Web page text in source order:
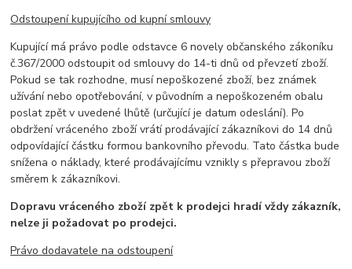
Odstoupení kupujícího od kupní smlouvy
Kupující má právo podle odstavce 6 novely občanského zákoníku
č.367/2000 odstoupit od smlouvy do 14-ti dnů od převzetí zboží.
Pokud se tak rozhodne, musí nepoškozené zboží, bez známek
užívání nebo opotřebování, v původním a nepoškozeném obalu
poslat zpět v uvedené lhůtě (určující je datum odeslání). Po
obdržení vráceného zboží vrátí prodávající zákazníkovi do 14 dnů
odpovídající částku formou bankovního převodu. Tato částka bude
snížena o náklady, které prodávajícímu vznikly s přepravou zboží
směrem k zákazníkovi.
Dopravu vráceného zboží zpět k prodejci hradí vždy zákazník,
nelze ji požadovat po prodejci.
Právo dodavatele na odstoupení